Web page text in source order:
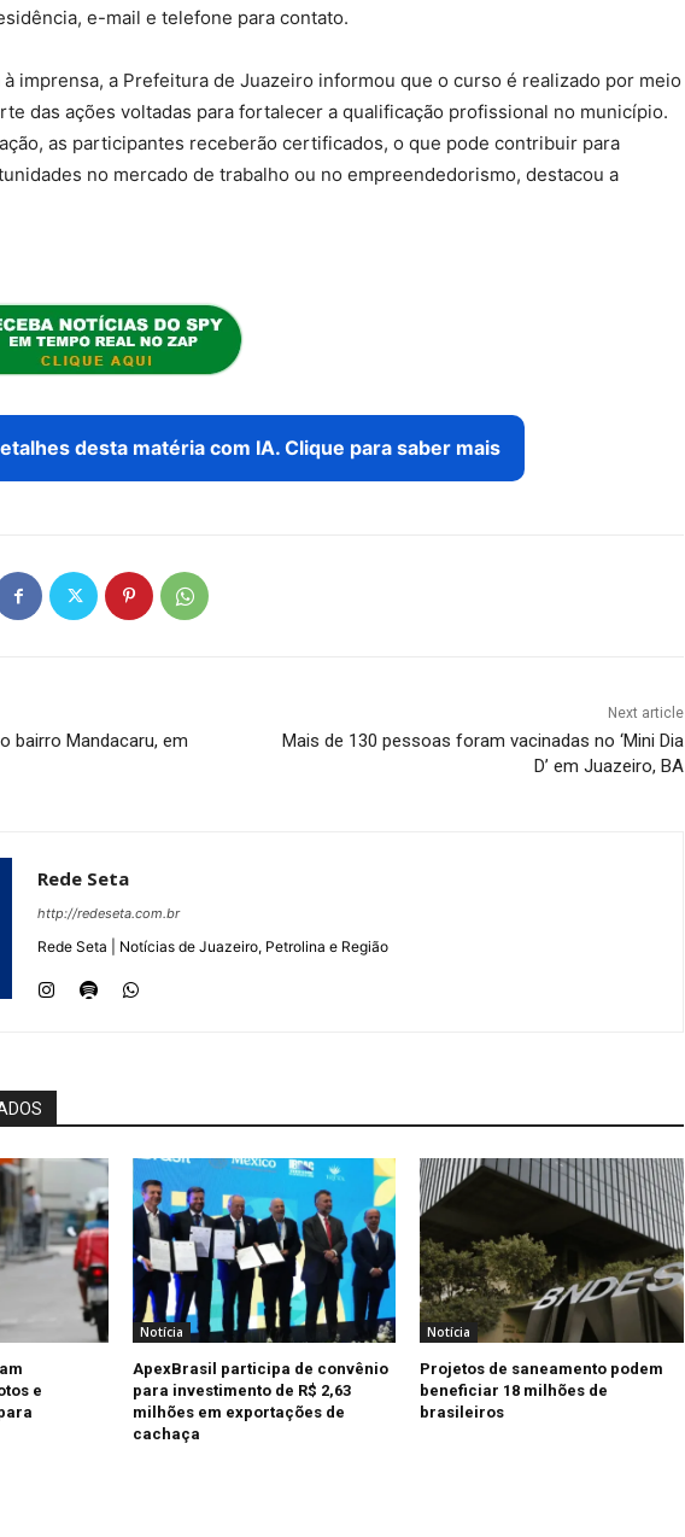
e-mail e telefone para contato.
à imprensa, a Prefeitura de Juazeiro informou que o curso é realizado por meio
das ações voltadas para fortalecer a qualificação profissional no município.
as participantes receberão certificados, o que pode contribuir para
no mercado de trabalho ou no empreendedorismo, destacou a
desta matéria com IA. Clique para saber mais
bairro Mandacaru, em
Next article
Mais de 130 pessoas foram vacinadas no ‘Mini Dia
D’ em Juazeiro, BA
Rede Seta
http://redeseta.com.br
Rede Seta | Notícias de Juazeiro, Petrolina e Região
e
Notícia
ApexBrasil participa de convênio
para investimento de R$ 2,63
milhões em exportações de
cachaça
Notícia
Projetos de saneamento podem
beneficiar 18 milhões de
brasileiros